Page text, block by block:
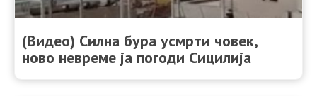
(Видео) Силна бура усмрти човек,
ново невреме ја погоди Сицилија